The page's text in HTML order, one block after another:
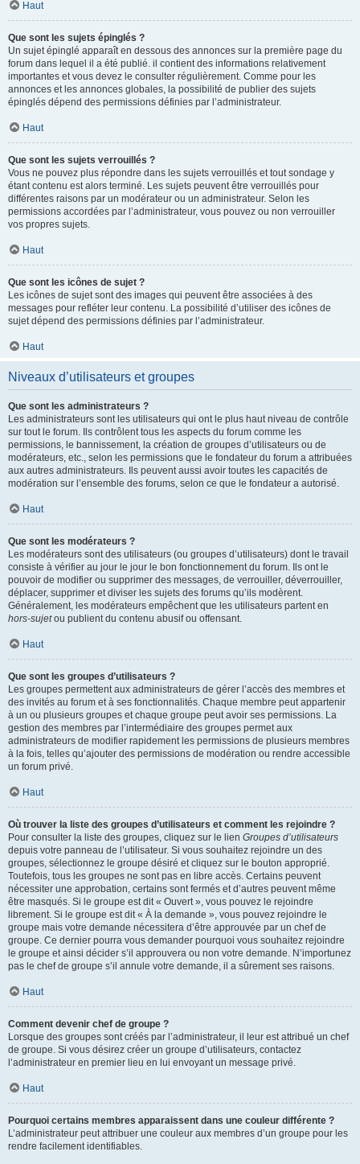
Haut
Que sont les sujets épinglés ?
Un sujet épinglé apparaît en dessous des annonces sur la première page du
forum dans lequel il a été publié. il contient des informations relativement
importantes et vous devez le consulter régulièrement. Comme pour les
annonces et les annonces globales, la possibilité de publier des sujets
épinglés dépend des permissions définies par l’administrateur.
Haut
Que sont les sujets verrouillés ?
Vous ne pouvez plus répondre dans les sujets verrouillés et tout sondage y
étant contenu est alors terminé. Les sujets peuvent être verrouillés pour
différentes raisons par un modérateur ou un administrateur. Selon les
permissions accordées par l’administrateur, vous pouvez ou non verrouiller
vos propres sujets.
Haut
Que sont les icônes de sujet ?
Les icônes de sujet sont des images qui peuvent être associées à des
messages pour refléter leur contenu. La possibilité d’utiliser des icônes de
sujet dépend des permissions définies par l’administrateur.
Haut
Niveaux d’utilisateurs et groupes
Que sont les administrateurs ?
Les administrateurs sont les utilisateurs qui ont le plus haut niveau de contrôle
sur tout le forum. Ils contrôlent tous les aspects du forum comme les
permissions, le bannissement, la création de groupes d’utilisateurs ou de
modérateurs, etc., selon les permissions que le fondateur du forum a attribuées
aux autres administrateurs. Ils peuvent aussi avoir toutes les capacités de
modération sur l’ensemble des forums, selon ce que le fondateur a autorisé.
Haut
Que sont les modérateurs ?
Les modérateurs sont des utilisateurs (ou groupes d’utilisateurs) dont le travail
consiste à vérifier au jour le jour le bon fonctionnement du forum. Ils ont le
pouvoir de modifier ou supprimer des messages, de verrouiller, déverrouiller,
déplacer, supprimer et diviser les sujets des forums qu’ils modèrent.
Généralement, les modérateurs empêchent que les utilisateurs partent en
hors-sujetou publient du contenu abusif ou offensant.
Haut
Que sont les groupes d’utilisateurs ?
Les groupes permettent aux administrateurs de gérer l’accès des membres et
des invités au forum et à ses fonctionnalités. Chaque membre peut appartenir
à un ou plusieurs groupes et chaque groupe peut avoir ses permissions. La
gestion des membres par l’intermédiaire des groupes permet aux
administrateurs de modifier rapidement les permissions de plusieurs membres
à la fois, telles qu’ajouter des permissions de modération ou rendre accessible
un forum privé.
Haut
Où trouver la liste des groupes d’utilisateurs et comment les rejoindre ?
Pour consulter la liste des groupes, cliquez sur le lien Groupes d’utilisateurs
depuis votre panneau de l’utilisateur. Si vous souhaitez rejoindre un des
groupes, sélectionnez le groupe désiré et cliquez sur le bouton approprié.
Toutefois, tous les groupes ne sont pas en libre accès. Certains peuvent
nécessiter une approbation, certains sont fermés et d’autres peuvent même
être masqués. Si le groupe est dit « Ouvert », vous pouvez le rejoindre
librement. Si le groupe est dit « À la demande », vous pouvez rejoindre le
groupe mais votre demande nécessitera d’être approuvée par un chef de
groupe. Ce dernier pourra vous demander pourquoi vous souhaitez rejoindre
le groupe et ainsi décider s’il approuvera ou non votre demande. N’importunez
pas le chef de groupe s’il annule votre demande, il a sûrement ses raisons.
Haut
Comment devenir chef de groupe ?
Lorsque des groupes sont créés par l’administrateur, il leur est attribué un chef
de groupe. Si vous désirez créer un groupe d’utilisateurs, contactez
l’administrateur en premier lieu en lui envoyant un message privé.
Haut
Pourquoi certains membres apparaissent dans une couleur différente ?
L’administrateur peut attribuer une couleur aux membres d’un groupe pour les
rendre facilement identifiables.